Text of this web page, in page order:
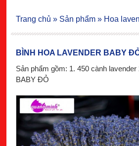
BÌNH HOA LAVENDER BABY
Sản phẩm gồm: 1. 450 cành
BABY ĐỎ
Trang chủ » Sản phẩm » Hoa